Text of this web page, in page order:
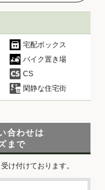
宅配ボックス
バイク置き場
CS
閑静な住宅街
合わせは
まで
け付けております。